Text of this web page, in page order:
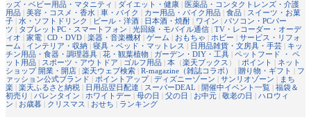
ッズ・ベビー用品・マタニティ | ダイエット・健康 | 医薬品・コンタクトレンズ・介護
用品 | 美容・コスメ・香水 | 車・バイク | カー用品・バイク用品 | 食品 | スイーツ・お菓
子 | 水・ソフトドリンク | ビール・洋酒 | 日本酒・焼酎 | ワイン | パソコン・PCパー
ツ | タブレットPC・スマートフォン | 光回線・モバイル通信 | TV・レコーダー・オーデ
ィオ | 家電 | CD・DVD | 楽器・音楽機材 | ゲーム | おもちゃ | ホビー | サービス・リフォ
ーム | インテリア・収納 | 寝具・ベッド・マットレス | 日用品雑貨・文房具・手芸 | キッ
チン用品・食器・調理器具 | 花・観葉植物 | ガーデン・DIY・工具 | ペットフード ・ ペ
ット用品 | スポーツ・アウトドア | ゴルフ用品 | 本 （楽天ブックス ） | ポイント | ネット
ショップ 開業・開店 | 楽天ウェブ検索 | R-magazine（雑誌コラボ） | 贈り物・ギフト | フ
ァッション公式ブランド | ポイントアップ| ディズニーゾーン | サンリオゾーン | まち
楽 | 楽天ふるさと納税 | 日用品翌日配達 | スーパーDEAL | 開催中イベント一覧 | 福袋＆
初売り | バレンタイン | ホワイトデー | 母の日 | 父の日 | お中元 | 敬老の日 | ハロウィ
ン | お歳暮 | クリスマス | おせち | ランキング